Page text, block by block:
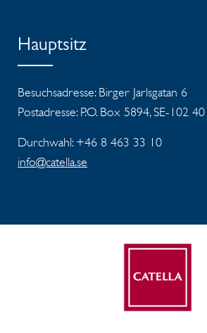
Hauptsitz
Besuchsadresse: Birger Jarlsgatan 6
Postadresse: P.O. Box 5894, SE-102
Durchwahl: +46 8 463 33 10
info@catella.se